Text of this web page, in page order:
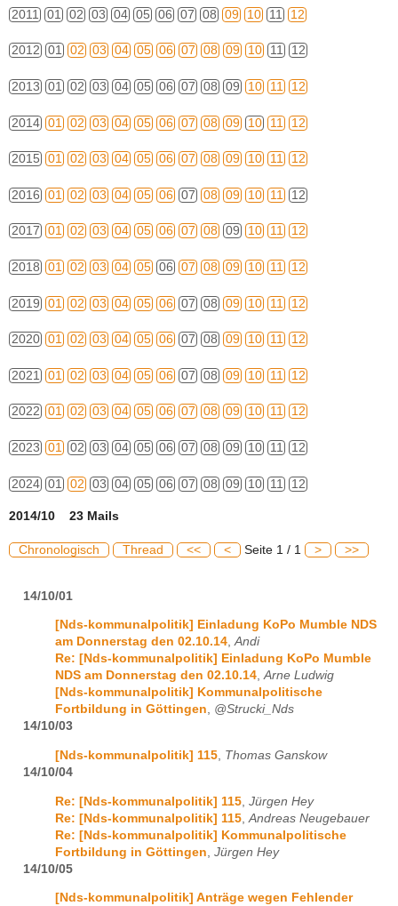
2011 01 02 03 04 05 06 07 08 09 10 11 12
2012 01 02 03 04 05 06 07 08 09 10 11 12
2013 01 02 03 04 05 06 07 08 09 10 11 12
2014 01 02 03 04 05 06 07 08 09 10 11 12
2015 01 02 03 04 05 06 07 08 09 10 11 12
2016 01 02 03 04 05 06 07 08 09 10 11 12
2017 01 02 03 04 05 06 07 08 09 10 11 12
2018 01 02 03 04 05 06 07 08 09 10 11 12
2019 01 02 03 04 05 06 07 08 09 10 11 12
2020 01 02 03 04 05 06 07 08 09 10 11 12
2021 01 02 03 04 05 06 07 08 09 10 11 12
2022 01 02 03 04 05 06 07 08 09 10 11 12
2023 01 02 03 04 05 06 07 08 09 10 11 12
2024 01 02 03 04 05 06 07 08 09 10 11 12
2014/10 23 Mails
Chronologisch Thread << < Seite 1 / 1 > >>
14/10/01
[Nds-kommunalpolitik] Einladung KoPo Mumble NDS
am Donnerstag den 02.10.14,Andi
Re: [Nds-kommunalpolitik] Einladung KoPo Mumble
NDS am Donnerstag den 02.10.14,Arne Ludwig
[Nds-kommunalpolitik] Kommunalpolitische
Fortbildung in Göttingen, @Strucki_Nds
14/10/03
[Nds-kommunalpolitik] 115 Thomas Ganskow
14/10/04
Re: [Nds-kommunalpolitik] 115 Jürgen Hey
Re: [Nds-kommunalpolitik] 115 Andreas Neugebauer
Re: [Nds-kommunalpolitik] Kommunalpolitische
Fortbildung in Göttingen Jürgen Hey
14/10/05
[Nds-kommunalpolitik] Anträge wegen Fehlender